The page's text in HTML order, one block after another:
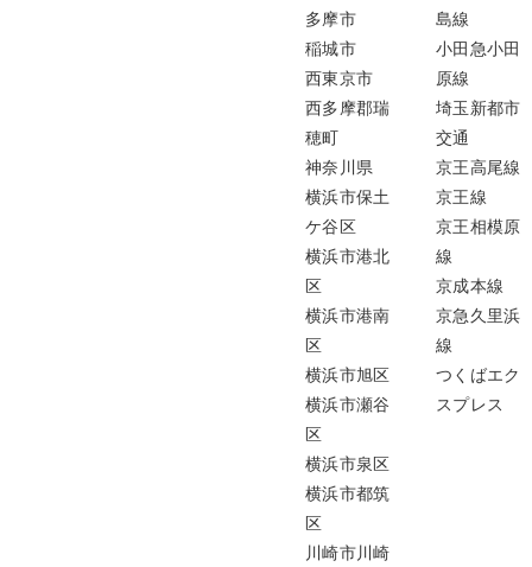
多摩市
稲城市
西東京市
西多摩郡瑞
穂町
神奈川県
横浜市保土
ケ谷区
横浜市港北
区
横浜市港南
区
横浜市旭区
横浜市瀬谷
区
横浜市泉区
横浜市都筑
区
川崎市川崎
島線
小田急小田
原線
埼玉新都市
交通
京王高尾線
京王線
京王相模原
線
京成本線
京急久里浜
線
つくばエク
スプレス